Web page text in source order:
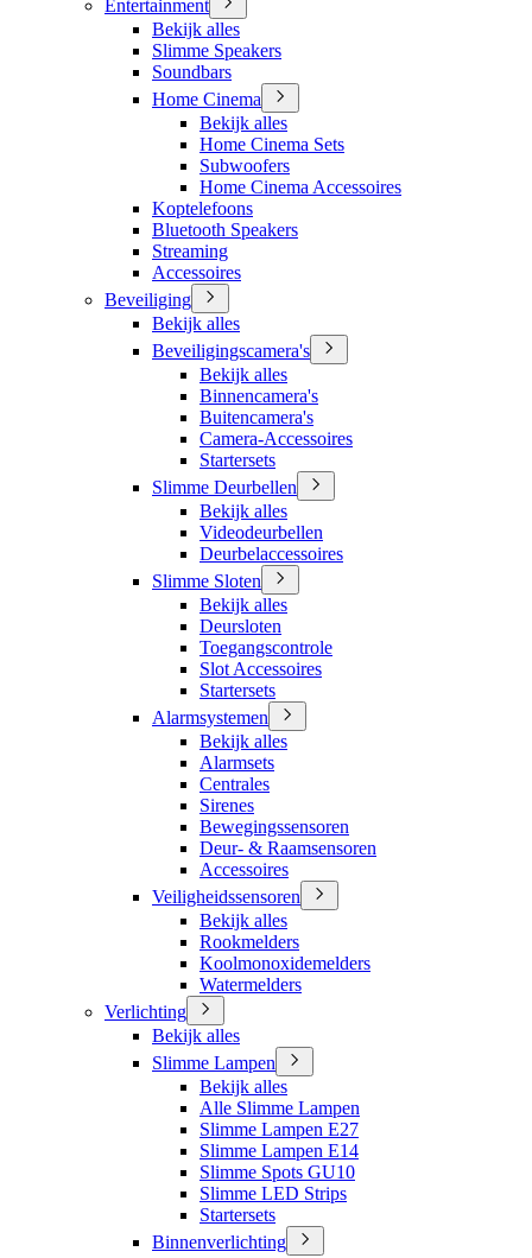
Entertainment
Bekijk alles
Slimme Speakers
Soundbars
Home Cinema
Bekijk alles
Home Cinema Sets
Subwoofers
Home Cinema Accessoires
Koptelefoons
Bluetooth Speakers
Streaming
Accessoires
Beveiliging
Bekijk alles
Beveiligingscamera's
Bekijk alles
Binnencamera's
Buitencamera's
Camera-Accessoires
Startersets
Slimme Deurbellen
Bekijk alles
Videodeurbellen
Deurbelaccessoires
Slimme Sloten
Bekijk alles
Deursloten
Toegangscontrole
Slot Accessoires
Startersets
Alarmsystemen
Bekijk alles
Alarmsets
Centrales
Sirenes
Bewegingssensoren
Deur- & Raamsensoren
Accessoires
Veiligheidssensoren
Bekijk alles
Rookmelders
Koolmonoxidemelders
Watermelders
Verlichting
Bekijk alles
Slimme Lampen
Bekijk alles
Alle Slimme Lampen
Slimme Lampen E27
Slimme Lampen E14
Slimme Spots GU10
Slimme LED Strips
Startersets
Binnenverlichting